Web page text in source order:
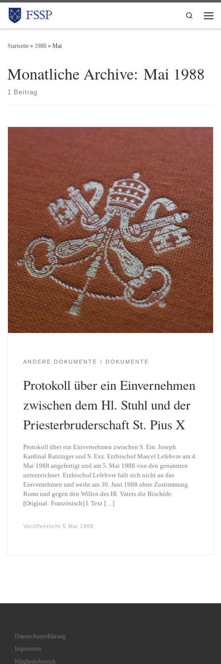
Zum Inhalt springen
Search
Startseite » 1988 » Mai
Monatliche Archive: Mai 1988
1 Beitrag
ANDERE DOKUMENTE DOKUMENTE
Protokoll über ein Einvernehmen
zwischen dem Hl. Stuhl und der
Priesterbruderschaft St. Pius X
Protokoll über ein Einvernehmen zwischen S. Em. Joseph
Kardinal Ratzinger und S. Exz. Erzbischof Marcel Lefebvre am 4.
Mai 1988 angefertigt und am 5. Mai 1988 von den genannten
unterzeichnet. Erzbischof Lefebvre hält sich nicht an das
Einvernehmen und weiht am 30. Juni 1988 ohne Zustimmung
Roms und gegen den Willen des Hl. Vaters die Bischöfe.
[Original: Französisch] I. Text […]
Veröffentlicht5 Mai 1988
Datenschutzerklärung
Impressum
Mitgliederbereich